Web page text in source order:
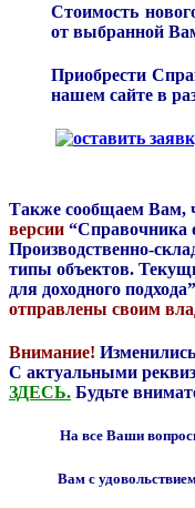
Стоимость
от выбранной
Приобрести
нашем сайте в
Также сообщаем Вам,
версии “Справочника
Производственно-
типы объектов.
для доходного
отправлены своим
Внимание!
С актуальными
ЗДЕСЬ. Будьте
На все Ваши
Вам с